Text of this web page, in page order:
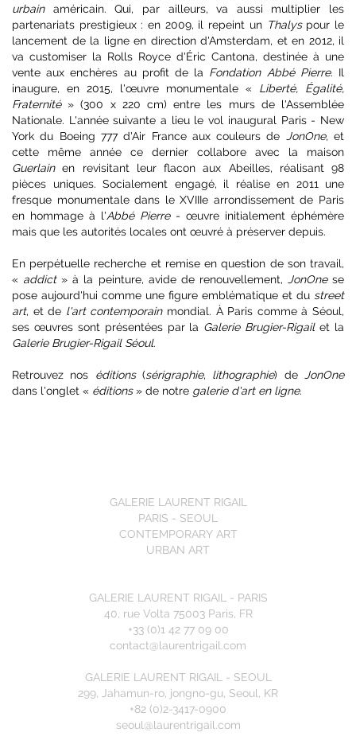
urbainaméricain. Qui, par ailleurs, va aussi multiplier les
partenariats prestigieux : en 2009, il repeint un Thalyspour le
lancement de la ligne en direction d'Amsterdam, et en 2012, il
va customiser la Rolls Royce d'Éric Cantona, destinée à une
vente aux enchères au profit de la Fondation Abbé Pierre. Il
inaugure, en 2015, l'œuvre monumentale « Liberté, Égalité,
Fraternité» (300 x 220 cm) entre les murs de l'Assemblée
Nationale. L'année suivante a lieu le vol inaugural Paris - New
York du Boeing 777 d'Air France aux couleurs de
JonOne, et
cette même année ce dernier collabore avec la maison
Guerlainen revisitant leur flacon aux Abeilles, réalisant 98
pièces uniques. Socialement engagé, il réalise en 2011 une
fresque monumentale dans le XVIIIe arrondissement de Paris
en hommage à l'Abbé Pierre- œuvre initialement éphémère
mais que les autorités locales ont œuvré à préserver depuis.
En perpétuelle recherche et remise en question de son travail,
« addict» à la peinture, avide de renouvellement, JonOnese
pose aujourd'hui comme une figure emblématique et du street
art, et de l'art contemporainmondial. À Paris comme à Séoul,
ses œuvres sont présentées par la Galerie Brugier-Rigailet la
Galerie Brugier-Rigail Séoul.
Retrouvez nos éditions(sérigraphie, lithographie) de
JonOne
dans l'onglet « éditions» de notre galerie d'art en ligne.
GALERIE LAURENT RIGAIL
PARIS - SEOUL
CONTEMPORARY ART
URBAN ART
GALERIE LAURENT RIGAIL - PARIS
40, rue Volta 75003 Paris, FR
+33 (0)1 42 77 09 00
contact@laurentrigail.com
GALERIE LAURENT RIGAIL - SEOUL
299, Jahamun-ro, jongno-gu, Seoul, KR
+82 (0)2-3417-0900
seoul@laurentrigail.com